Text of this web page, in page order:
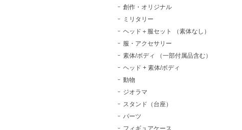
創作・オリジナル
ミリタリー
ヘッド＋服セット （素体なし）
服・アクセサリー
素体/ボディ （一部付属品含む）
ヘッド + 素体/ボディ
動物
ジオラマ
スタンド（台座）
パーツ
フィギュアケース